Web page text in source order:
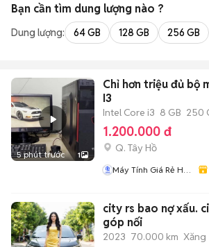
Bạn cần tìm dung lượng nào ?
Dung lượng: 64 GB 128 GB 256 GB
5 phút trước 1
Chỉ hơn triệu đủ bộ
I3
Intel Core i3 8 GB 250
1.200.000 đ
Q. Tây Hồ
Máy Tính Giá Rẻ Hà
city rs bao nợ xấu.
góp nối
2023 70.000 km Xăng